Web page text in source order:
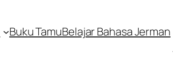
Buku TamuBelajar Bahasa Jerman